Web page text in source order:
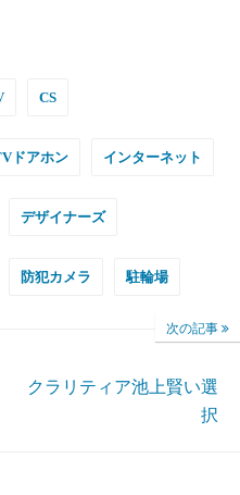
CS
ドアホン インターネット
デザイナーズ
防犯カメラ 駐輪場
次の記事
クラリティア池上賢い選
択